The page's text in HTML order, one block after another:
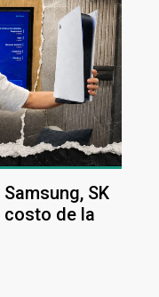
SK
costo de la